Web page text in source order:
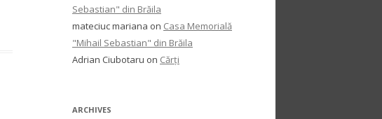
Sebastian" din Brăila
mateciuc mariana on Casa Memorială
"Mihail Sebastian" din Brăila
Adrian Ciubotaru on Cărți
ARCHIVES